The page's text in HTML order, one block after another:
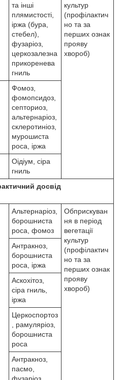
та інші
плямистості,
іржа (бура,
стебел),
фузаріоз,
церкозалезна
прикоренева
гниль
культур
(профілактич
но та за
перших ознак
прояву
хвороб)
Фомоз,
фомопсидоз,
септориоз,
альтернаріоз,
склеротиніоз,
мурошиста
роса, іржа
Оідіум, сіра
гниль
досвід
Альтернаріоз,
борошниста
роса, фомоз
Обприскуван
ня в період
вегетації
культур
(профілактич
но та за
перших ознак
прояву
хвороб)
Антракноз,
борошниста
роса, іржа
Аскохітоз,
сіра гниль,
іржа
Церкоспортоз
, рамуляріоз,
борошниста
роса
Антракноз,
пасмо,
фузаріоз